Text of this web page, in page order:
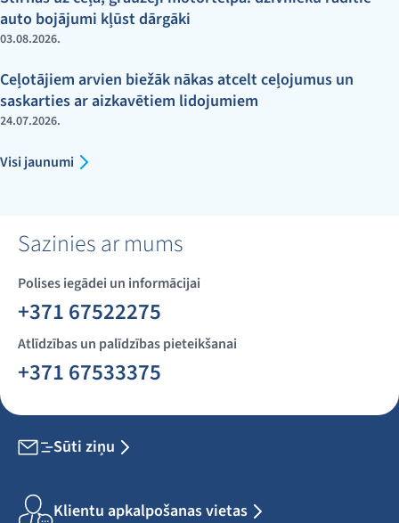
auto bojājumi kļūst dārgāki
03.08.2026.
Ceļotājiem arvien biežāk nākas atcelt ceļojumus un
saskarties ar aizkavētiem lidojumiem
24.07.2026.
Visi jaunumi
Sazinies ar mums
Polises iegādei un informācijai
+371 67522275
Atlīdzības un palīdzības pieteikšanai
+371 67533375
Sūti ziņu
Klientu apkalpošanas vietas